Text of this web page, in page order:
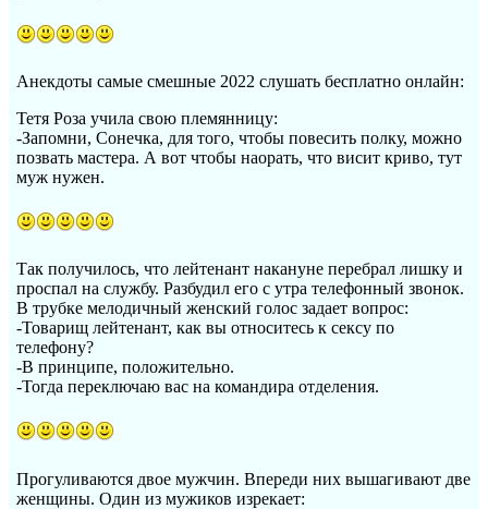
Анекдоты самые смешные 2022 слушать бесплатно онлайн:
Тетя Роза учила свою племянницу:
-Запомни, Сонечка, для того, чтобы повесить полку, можно
позвать мастера. А вот чтобы наорать, что висит криво, тут
муж нужен.
Так получилось, что лейтенант накануне перебрал лишку и
проспал на службу. Разбудил его с утра телефонный звонок.
В трубке мелодичный женский голос задает вопрос:
-Товарищ лейтенант, как вы относитесь к сексу по
телефону?
-В принципе, положительно.
-Тогда переключаю вас на командира отделения.
Прогуливаются двое мужчин. Впереди них вышагивают две
женщины. Один из мужиков изрекает: